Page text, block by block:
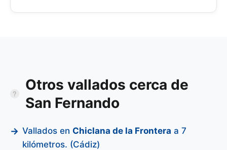
Otros vallados cerca de
San Fernando
Vallados en Chiclana de la Frontera a 7
kilómetros. (Cádiz)